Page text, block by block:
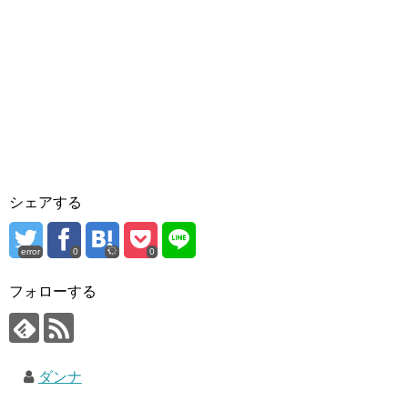
シェアする
error 0 0
フォローする
ダンナ